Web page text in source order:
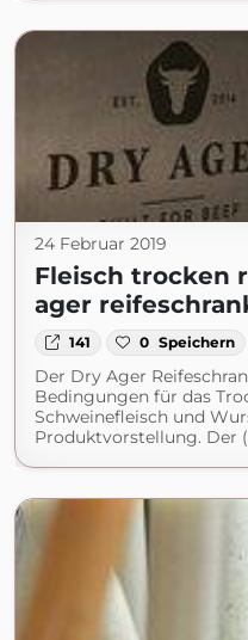
24 Februar 2019
Fleisch trocken
ager
141 0 Speichern
Der Dry Ager
Bedingungen für das
Schweinefleisch und
Produktvorstellung. Der